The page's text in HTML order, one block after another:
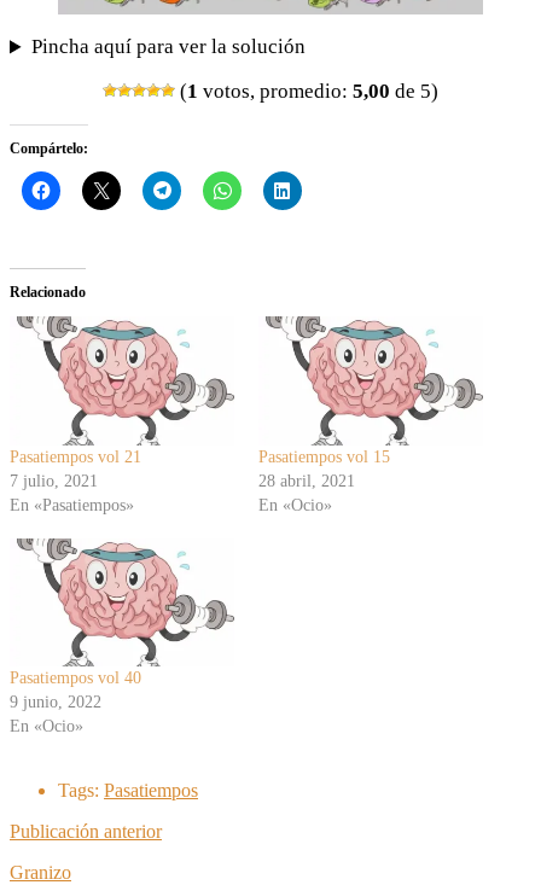
Pincha aquí para ver la solución
(1 votos, promedio: 5,00 de 5)
Compártelo:
Relacionado
Pasatiempos vol 21
7 julio, 2021
En «Pasatiempos»
Pasatiempos vol 15
28 abril, 2021
En «Ocio»
Pasatiempos vol 40
9 junio, 2022
En «Ocio»
Tags: Pasatiempos
Publicación anterior
Granizo